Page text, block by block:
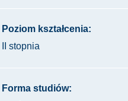
Poziom kształcenia:
II stopnia
Forma studiów: